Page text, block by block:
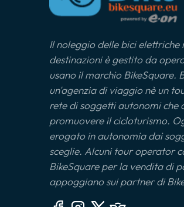
Il noleggio delle bici elettriche
destinazioni è gestito da
usano il marchio BikeSquare.
un'agenzia di viaggio nè un
rete di soggetti autonomi che
promuovere il cicloturismo.
erogato in autonomia dai
sceglie. Alcuni tour operator
BikeSquare per la vendita di
appoggiano sui partner di